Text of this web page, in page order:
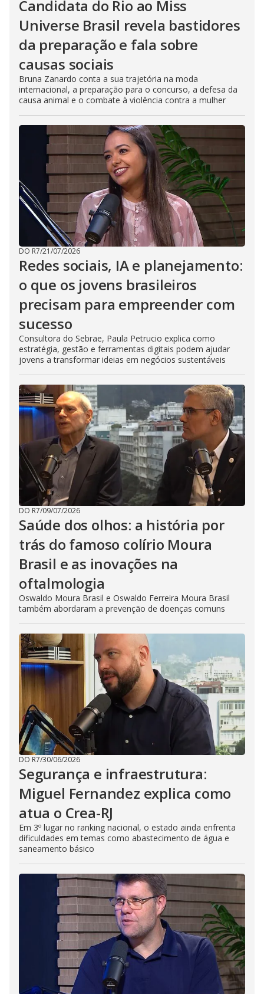
Candidata do Rio ao Miss
Universe Brasil revela bastidores
da preparação e fala sobre
causas sociais
Bruna Zanardo conta a sua trajetória na moda
internacional, a preparação para o concurso, a defesa da
causa animal e o combate à violência contra a mulher
DO R7/21/07/2026
Redes sociais, IA e planejamento:
o que os jovens brasileiros
precisam para empreender com
sucesso
Consultora do Sebrae, Paula Petrucio explica como
estratégia, gestão e ferramentas digitais podem ajudar
jovens a transformar ideias em negócios sustentáveis
DO R7/09/07/2026
Saúde dos olhos: a história por
trás do famoso colírio Moura
Brasil e as inovações na
oftalmologia
Oswaldo Moura Brasil e Oswaldo Ferreira Moura Brasil
também abordaram a prevenção de doenças comuns
DO R7/30/06/2026
Segurança e infraestrutura:
Miguel Fernandez explica como
atua o Crea-RJ
Em 3º lugar no ranking nacional, o estado ainda enfrenta
dificuldades em temas como abastecimento de água e
saneamento básico